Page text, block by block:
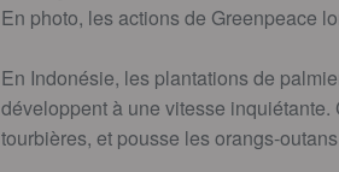
En photo, les actions de Greenpeace
En Indonésie, les plantations de
développent à une vitesse
tourbières, et pousse les orangs-